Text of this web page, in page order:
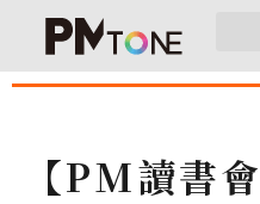
【PM讀書